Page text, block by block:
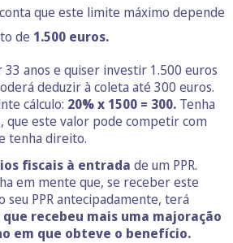
que este limite máximo depende
de 1.500 euros.
anos e quiser investir 1.500 euros
deduzir à coleta até 300 euros.
cálculo: 20% x 1500 = 300. Tenha
que este valor pode competir com
tenha direito.
fiscais à entrada de um PPR.
em mente que, se receber este
PPR antecipadamente, terá
recebeu mais uma majoração
em que obteve o benefício.